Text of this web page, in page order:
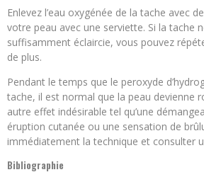
Enlevez l’eau oxygénée de la tache avec
votre peau avec une serviette. Si la tache
suffisamment éclaircie, vous pouvez
de plus.
Pendant le temps que le peroxyde
tache, il est normal que la peau devienne
autre effet indésirable tel qu’une
éruption cutanée ou une sensation de
immédiatement la technique et consulter
Bibliographie